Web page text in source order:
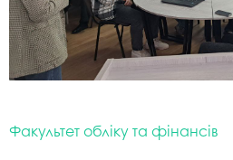
Факультет обліку та фінансів